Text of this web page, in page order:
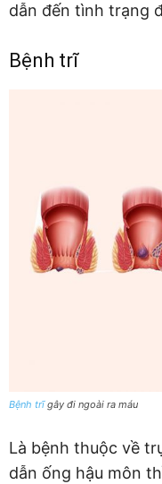
dẫn đến tình trạng
Bệnh trĩ
Bệnh trĩgây đi ngoài ra máu
Là bệnh thuộc về
dẫn ống hậu môn